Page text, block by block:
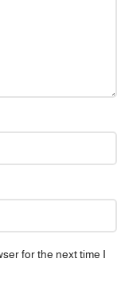
for the next time I